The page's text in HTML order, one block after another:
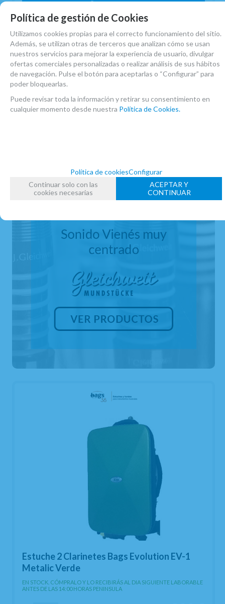
AÑADIR A CESTA
Estuche 2 Clarinetes Bags Evolution EV-1
Metalic Verde
EN STOCK. CÓMPRALO Y LO RECIBIRÁS AL DIA SIGUIENTE LABORABLE
ANTES DE LAS 14:00 HORAS PENINSULA
Política de gestión de Cookies
Utilizamos cookies propias para el correcto funcionamiento del sitio.
Además, se utilizan otras de terceros que analizan cómo se usan
nuestros servicios para mejorar la experiencia de usuario, divulgar
ofertas comerciales personalizadas o realizar análisis de sus hábitos
de navegación. Pulse el botón para aceptarlas o “Configurar” para
poder bloquearlas.
Puede revisar toda la información y retirar su consentimiento en
cualquier momento desde nuestra Política de Cookies.
Política de cookiesConfigurar
Continuar solo con las
cookies necesarias
ACEPTAR Y
CONTINUAR